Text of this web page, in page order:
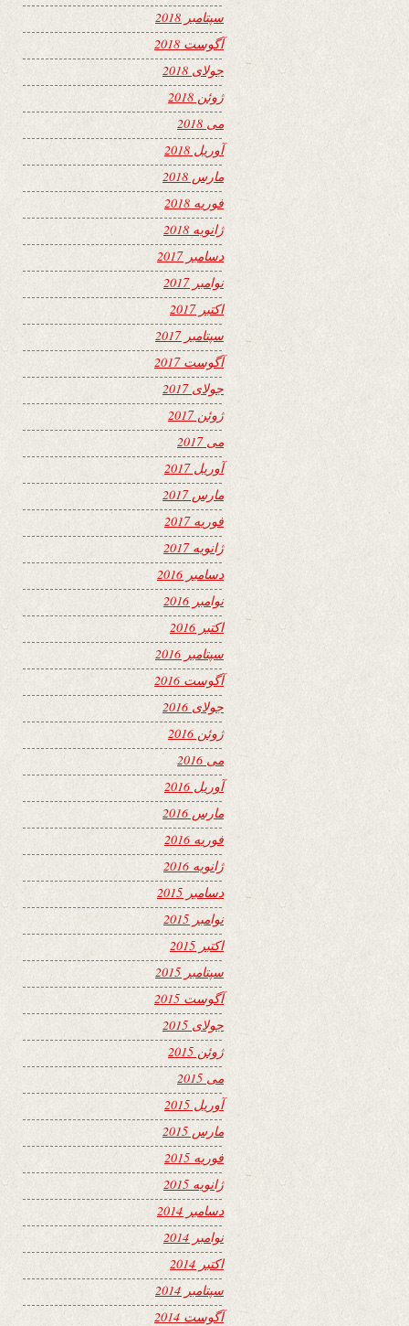
سپتامبر 2018
آگوست 2018
جولای 2018
ژوئن 2018
می 2018
آوریل 2018
مارس 2018
فوریه 2018
ژانویه 2018
دسامبر 2017
نوامبر 2017
اکتبر 2017
سپتامبر 2017
آگوست 2017
جولای 2017
ژوئن 2017
می 2017
آوریل 2017
مارس 2017
فوریه 2017
ژانویه 2017
دسامبر 2016
نوامبر 2016
اکتبر 2016
سپتامبر 2016
آگوست 2016
جولای 2016
ژوئن 2016
می 2016
آوریل 2016
مارس 2016
فوریه 2016
ژانویه 2016
دسامبر 2015
نوامبر 2015
اکتبر 2015
سپتامبر 2015
آگوست 2015
جولای 2015
ژوئن 2015
می 2015
آوریل 2015
مارس 2015
فوریه 2015
ژانویه 2015
دسامبر 2014
نوامبر 2014
اکتبر 2014
سپتامبر 2014
آگوست 2014